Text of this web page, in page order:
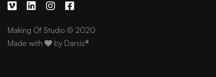
Making Of Studio © 2020
Made with
by Darsis®